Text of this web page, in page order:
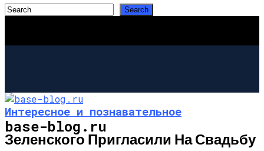
base-blog.ru
Интересное и познавательное
Зеленского Пригласили На Свадьбу